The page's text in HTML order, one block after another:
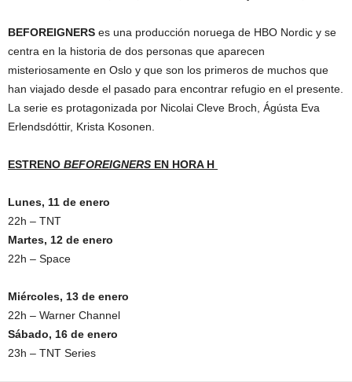
BEFOREIGNERS es una producción noruega de HBO Nordic y se
centra en la historia de dos personas que aparecen
misteriosamente en Oslo y que son los primeros de muchos que
han viajado desde el pasado para encontrar refugio en el presente.
La serie es protagonizada por Nicolai Cleve Broch, Ágústa Eva
Erlendsdóttir, Krista Kosonen.
ESTRENO BEFOREIGNERS EN HORA H
Lunes, 11 de enero
22h – TNT
Martes, 12 de enero
22h – Space
Miércoles, 13 de enero
22h – Warner Channel
Sábado, 16 de enero
23h – TNT Series